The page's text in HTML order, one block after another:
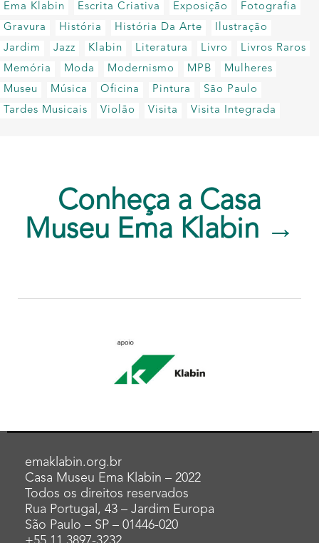
Ema Klabin
Escrita Criativa Exposição
Fotografia
Gravura
História História Da Arte
Ilustração
Jardim
Jazz Klabin Literatura Livro
Livros Raros
Memória
Moda Modernismo MPB
Mulheres
Museu
Música Oficina Pintura
São Paulo
Tardes Musicais
Violão Visita Visita Integrada
Conheça a Casa
Museu Ema Klabin →
emaklabin.org.br
Casa Museu Ema Klabin – 2022
Todos os direitos reservados
Rua Portugal, 43 – Jardim Europa
São Paulo – SP – 01446-020